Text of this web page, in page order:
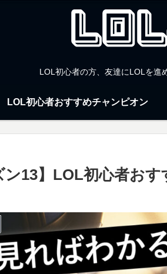
LOL初心者の方、友達にLOLを進
LOL初心者おすすめチャンピオン
ン13】LOL初心者お